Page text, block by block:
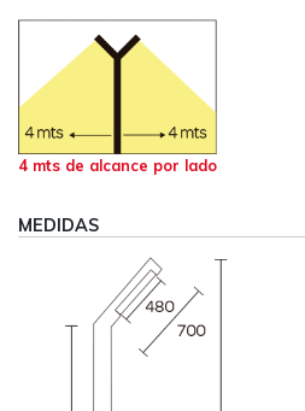
4 mts de alcance por lado
MEDIDAS